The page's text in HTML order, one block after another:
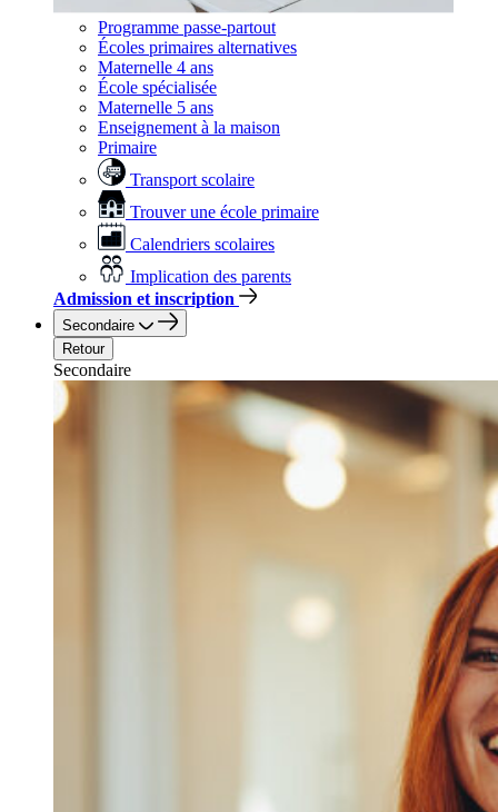
Programme passe-partout
Écoles primaires alternatives
Maternelle 4 ans
École spécialisée
Maternelle 5 ans
Enseignement à la maison
Primaire
Transport scolaire
Trouver une école primaire
Calendriers scolaires
Implication des parents
Admission et inscription
Secondaire
Retour
Secondaire